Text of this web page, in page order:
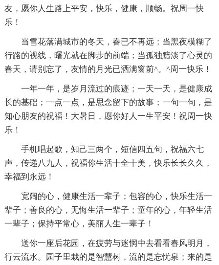
友，愿你人生路上平安，快乐，健康，顺畅。祝周一快
乐！
当雪花落满城市的冬天，春已不再远；当黑夜模糊了
行路的视线，曙光就在脚步的前端；当孤独黯淡了心灵的
春天，请别忘了，友情的月光已洒满窗前^。^周一快乐！
一年一年，是岁月流过的痕迹；一天一天，是健康成
长的基础；一点一点，是思念留下的故事；一句一句，是
知心朋友的祝福！大暑日，愿你好人一生平安！祝周一快
乐！
手机唱起歌，知己三两个，短信四五句，祝福六七
声，传递八九人，祝福你生活十全十美，快乐长长久久，
幸福到永远！
宽阔的心，健康生活一辈子；包容的心，快乐生活一
辈子；善良的心，无悔生活一辈子；童年的心，年轻生活
一辈子；保持平常心，美丽人生一辈子！
送你一座后花园，在疲劳与迷惘中去看看春风明月，
行云流水。园子里栽的是智慧树，流的是忘忧泉；来的是